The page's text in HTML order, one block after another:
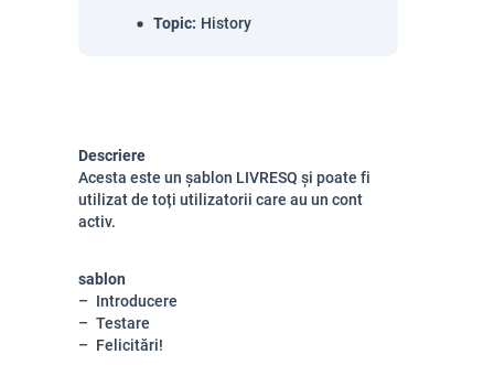
Topic: History
Descriere
Acesta este un șablon LIVRESQ și poate fi
utilizat de toți utilizatorii care au un cont
activ.
sablon
Introducere
Testare
Felicitări!